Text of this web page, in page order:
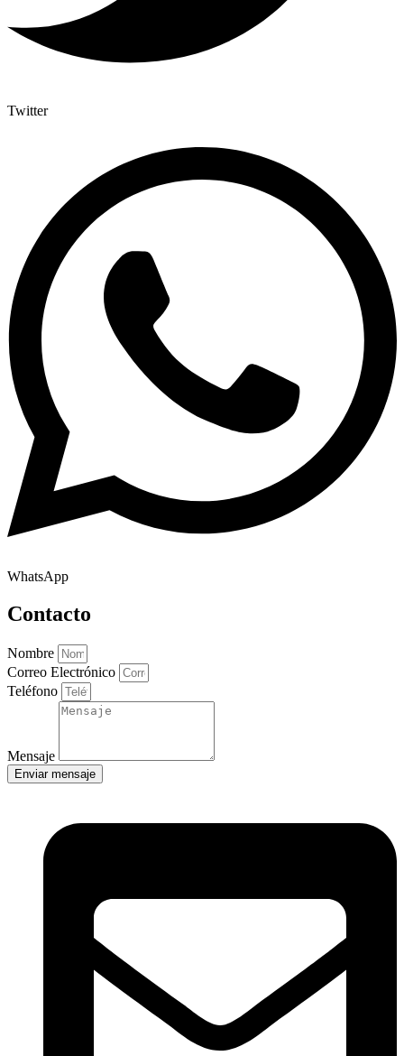
Twitter
WhatsApp
Contacto
Nombre
Correo Electrónico
Teléfono
Mensaje
Enviar mensaje